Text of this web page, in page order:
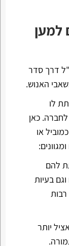
למען
דרך סדר
האנוש.
לו
כאן
או
להם
בעיות
יותר